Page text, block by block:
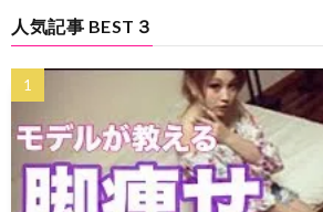
人気記事 BEST３